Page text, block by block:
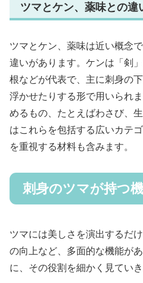
ツマとケン、薬味との違
ツマとケン、薬味は近い概念
違いがあります。ケンは「剣
根などが代表で、主に刺身の
浮かせたりする形で用いられ
めるもの、たとえばわさび、
はこれらを包括する広いカテ
を重視する材料も含みます。
刺身のツマが持つ
ツマには美しさを演出するだ
の向上など、多面的な機能が
に、その役割を細かく見ていき